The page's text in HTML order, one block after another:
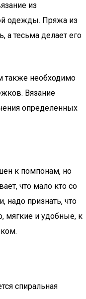
из
одежды. Пряжа из
а тесьма делает его
также необходимо
Вязание
определенных
к помпонам, но
что мало кто со
надо признать, что
мягкие и удобные, к
спиральная